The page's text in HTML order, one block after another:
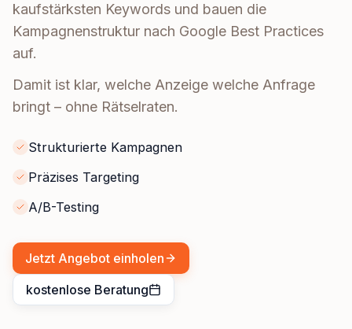
kaufstärksten Keywords und bauen die
Kampagnenstruktur nach Google Best Practices
auf.
Damit ist klar, welche Anzeige welche Anfrage
bringt – ohne Rätselraten.
Strukturierte Kampagnen
Präzises Targeting
A/B-Testing
Jetzt Angebot einholen
kostenlose Beratung